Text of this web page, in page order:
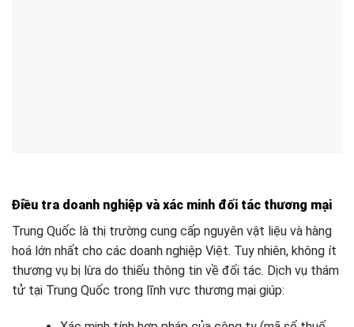
Điều tra doanh nghiệp và xác minh đối tác thương mại
Trung Quốc là thị trường cung cấp nguyên vật liệu và hàng
hoá lớn nhất cho các doanh nghiệp Việt. Tuy nhiên, không ít
thương vụ bị lừa do thiếu thông tin về đối tác. Dịch vụ thám
tử tại Trung Quốc trong lĩnh vực thương mại giúp: